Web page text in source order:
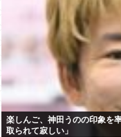
楽しんご、神田うのの印象を
取られて寂しい」